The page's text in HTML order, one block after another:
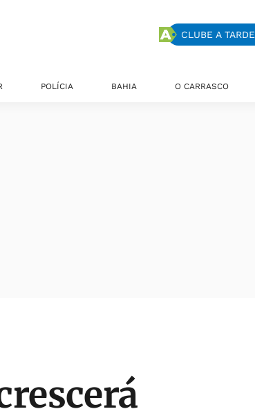
CLUBE A TARDE
POLÍCIA BAHIA O CARRASCO